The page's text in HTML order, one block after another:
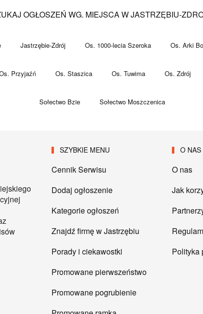
OGŁOSZEŃ WG. MIEJSCA W JASTRZĘBIU-
Jastrzębie-Zdrój Os. 1000-lecia Szeroka Os. Arki
Przyjaźń Os. Staszica Os. Tuwima Os. Zdrój
Sołectwo Bzie Sołectwo Moszczenica
SZYBKIE MENU
Cennik Serwisu
Dodaj ogłoszenie
Kategorie ogłoszeń
Znajdź firmę w Jastrzębiu
Porady i ciekawostki
Promowane pierwszeństwo
Promowane pogrubienie
O NAS
O nas
Jak
Polityka